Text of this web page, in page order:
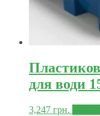
для води
3,247 грн.